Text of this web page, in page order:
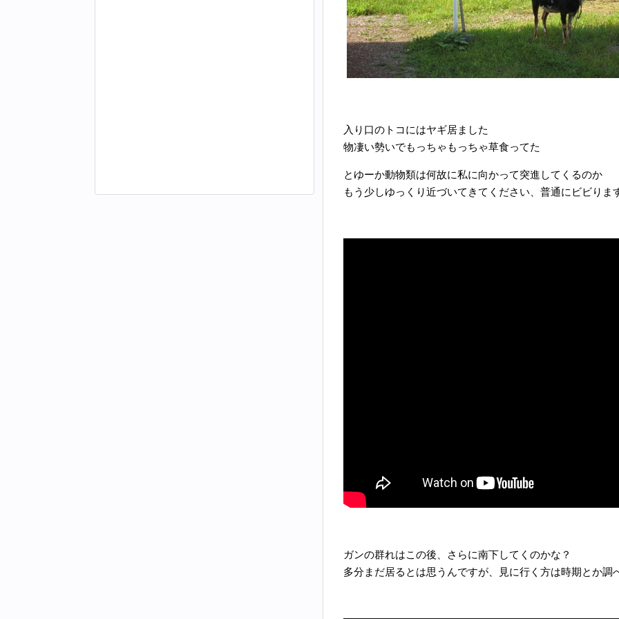
入り口のトコにはヤギ居ました
物凄い勢いでもっちゃもっちゃ草食ってた
とゆーか動物類は何故に私に向かって突進してくるのか
もう少しゆっくり近づいてきてください、普通にビビりま
ガンの群れはこの後、さらに南下してくのかな？
多分まだ居るとは思うんですが、見に行く方は時期とか調